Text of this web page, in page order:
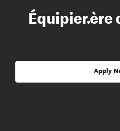
Équipier.ère
Apply